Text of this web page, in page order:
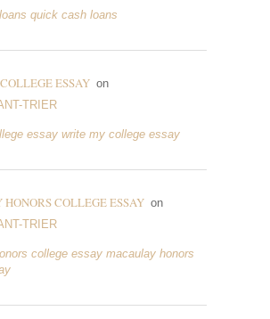
quick cash loans
ESSAY on
TRIER
essay write my college essay
COLLEGE ESSAY on
TRIER
college essay macaulay honors